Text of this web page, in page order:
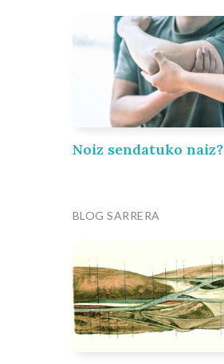
Noiz sendatuko naiz?
BLOG SARRERA